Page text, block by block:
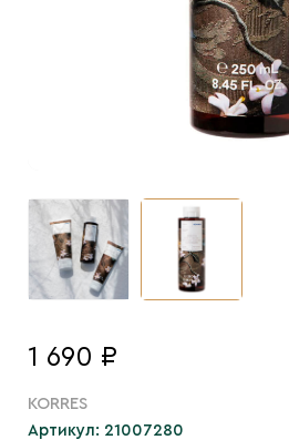
1 690 ₽
KORRES
Артикул: 21007280